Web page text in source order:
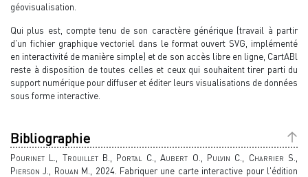
géovisualisation.
Qui plus est, compte tenu de son caractère générique (travail à partir
d'un fichier graphique vectoriel dans le format ouvert SVG, implémenté
en interactivité de manière simple) et de son accès libre en ligne, CartABl
reste à disposition de toutes celles et ceux qui souhaitent tirer parti du
support numérique pour diffuser et éditer leurs visualisations de données
sous forme interactive.
Bibliographie
Pourinet L., Trouillet B., Portal C., Aubert O., Pulvin C., Charrier S.,
Pierson J., Rouan M.,
2024. Fabriquer une carte interactive pour l'édition